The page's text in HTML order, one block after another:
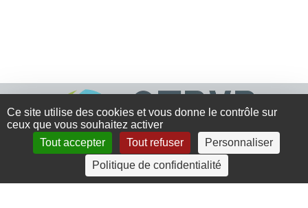
Ce site utilise des cookies et vous donne le contrôle sur
ceux que vous souhaitez activer
Tout accepter
Tout refuser
Personnaliser
Politique de confidentialité